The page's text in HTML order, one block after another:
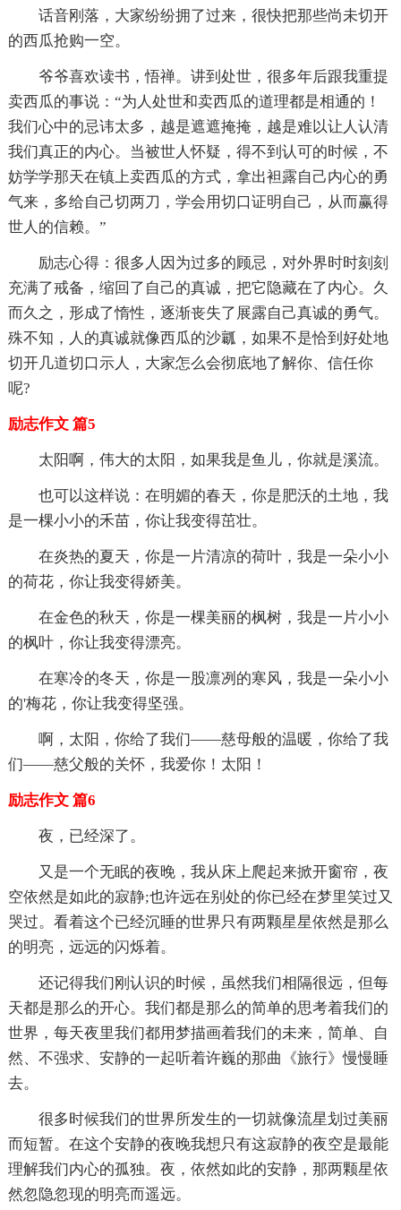
话音刚落，大家纷纷拥了过来，很快把那些尚未切开
的西瓜抢购一空。
爷爷喜欢读书，悟禅。讲到处世，很多年后跟我重提
卖西瓜的事说：“为人处世和卖西瓜的道理都是相通的！
我们心中的忌讳太多，越是遮遮掩掩，越是难以让人认清
我们真正的内心。当被世人怀疑，得不到认可的时候，不
妨学学那天在镇上卖西瓜的方式，拿出袒露自己内心的勇
气来，多给自己切两刀，学会用切口证明自己，从而赢得
世人的信赖。”
励志心得：很多人因为过多的顾忌，对外界时时刻刻
充满了戒备，缩回了自己的真诚，把它隐藏在了内心。久
而久之，形成了惰性，逐渐丧失了展露自己真诚的勇气。
殊不知，人的真诚就像西瓜的沙瓤，如果不是恰到好处地
切开几道切口示人，大家怎么会彻底地了解你、信任你
呢?
励志作文 篇5
太阳啊，伟大的太阳，如果我是鱼儿，你就是溪流。
也可以这样说：在明媚的春天，你是肥沃的土地，我
是一棵小小的禾苗，你让我变得茁壮。
在炎热的夏天，你是一片清凉的荷叶，我是一朵小小
的荷花，你让我变得娇美。
在金色的秋天，你是一棵美丽的枫树，我是一片小小
的枫叶，你让我变得漂亮。
在寒冷的冬天，你是一股凛冽的寒风，我是一朵小小
的'梅花，你让我变得坚强。
啊，太阳，你给了我们——慈母般的温暖，你给了我
们——慈父般的关怀，我爱你！太阳！
励志作文 篇6
夜，已经深了。
又是一个无眠的夜晚，我从床上爬起来掀开窗帘，夜
空依然是如此的寂静;也许远在别处的你已经在梦里笑过又
哭过。看着这个已经沉睡的世界只有两颗星星依然是那么
的明亮，远远的闪烁着。
还记得我们刚认识的时候，虽然我们相隔很远，但每
天都是那么的开心。我们都是那么的简单的思考着我们的
世界，每天夜里我们都用梦描画着我们的未来，简单、自
然、不强求、安静的一起听着许巍的那曲《旅行》慢慢睡
去。
很多时候我们的世界所发生的一切就像流星划过美丽
而短暂。在这个安静的夜晚我想只有这寂静的夜空是最能
理解我们内心的孤独。夜，依然如此的安静，那两颗星依
然忽隐忽现的明亮而遥远。